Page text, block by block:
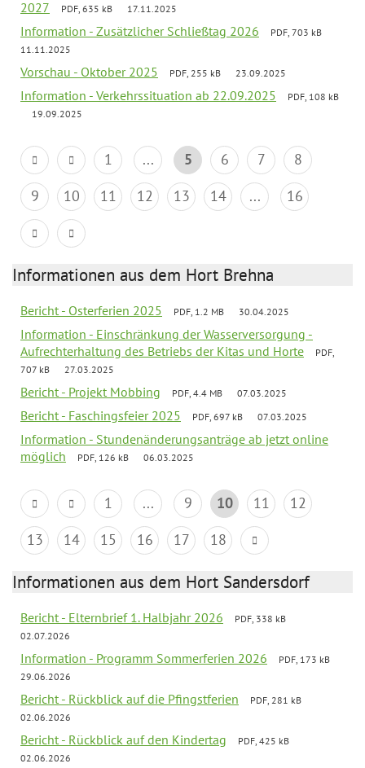
2027 PDF, 635 kB 17.11.2025
Information - Zusätzlicher Schließtag 2026
PDF, 703 kB
11.11.2025
Vorschau - Oktober 2025 PDF, 255 kB 23.09.2025
Information - Verkehrssituation ab 22.09.2025
PDF, 108 kB
19.09.2025
1 ... 5 6 7
8
9
10 11 12 13 14 ... 16
Informationen aus dem Hort Brehna
Bericht - Osterferien 2025 PDF, 1.2 MB 30.04.2025
Information - Einschränkung der Wasserversorgung -
Aufrechterhaltung des Betriebs der Kitas und Horte
PDF,
707 kB
27.03.2025
Bericht - Projekt Mobbing PDF, 4.4 MB 07.03.2025
Bericht - Faschingsfeier 2025 PDF, 697 kB 07.03.2025
Information - Stundenänderungsanträge ab jetzt online
möglich
PDF, 126 kB 06.03.2025
1 ... 9 10 11
12
13
14 15 16 17 18
Informationen aus dem Hort Sandersdorf
Bericht - Elternbrief 1. Halbjahr 2026
PDF, 338 kB
02.07.2026
Information - Programm Sommerferien 2026
PDF, 173 kB
29.06.2026
Bericht - Rückblick auf die Pfingstferien
PDF, 281 kB
02.06.2026
Bericht - Rückblick auf den Kindertag
PDF, 425 kB
02.06.2026